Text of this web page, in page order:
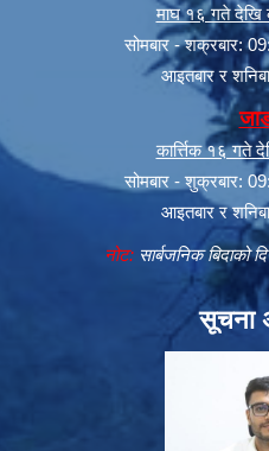
माघ १६ गते देखि
सोमबार - शक्रबार:
आइतबार र
कार्त्तिक १६ गते
सोमबार - शुक्रबार:
आइतबार र
नोट:सार्बजनिक बिदाको
सूचना